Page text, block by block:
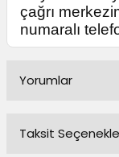
çağrı
numaralı
Yorumlar
Taksit